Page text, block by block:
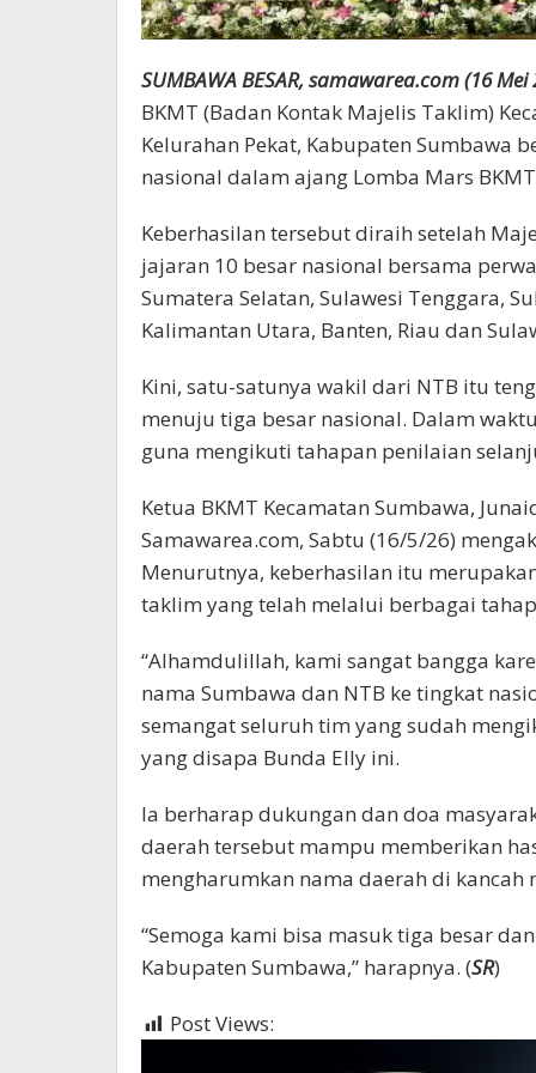
SUMBAWA BESAR, samawarea.com (16 Mei
BKMT (Badan Kontak Majelis Taklim)
Kelurahan Pekat, Kabupaten Sumbawa
nasional dalam ajang Lomba Mars
Keberhasilan tersebut diraih setelah
jajaran 10 besar nasional bersama
Sumatera Selatan, Sulawesi Tenggara,
Kalimantan Utara, Banten, Riau dan
Kini, satu-satunya wakil dari NTB itu
menuju tiga besar nasional. Dalam
guna mengikuti tahapan penilaian
Ketua BKMT Kecamatan Sumbawa,
Samawarea.com, Sabtu (16/5/26)
Menurutnya, keberhasilan itu
taklim yang telah melalui berbagai
“Alhamdulillah, kami sangat bangga
nama Sumbawa dan NTB ke tingkat
semangat seluruh tim yang sudah
yang disapa Bunda Elly ini.
Ia berharap dukungan dan doa
daerah tersebut mampu memberikan
mengharumkan nama daerah di kancah
“Semoga kami bisa masuk tiga besar
Kabupaten Sumbawa,” harapnya. (SR)
Post Views: